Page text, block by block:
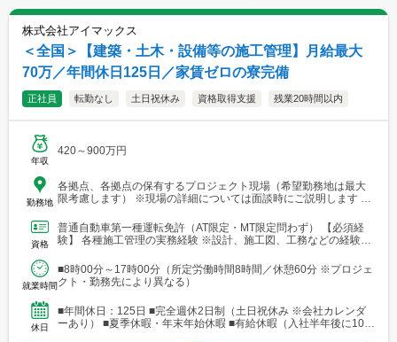
株式会社アイマックス
＜全国＞【建築・土木・設備等の施工管理】月給最大
70万／年間休日125日／家賃ゼロの寮完備
正社員 転勤なし 土日祝休み 資格取得支援 残業20時間以内
年収
420～900万円
勤務地
各拠点、各拠点の保有するプロジェクト現場（希望勤務地は最大
限考慮します） ※現場の詳細については面談時にご説明します
谷区代々木2-23-1 ニューステートメナー1055 └アクセス：京王線
「新宿駅」から徒歩5分 ※東京都を中心とした首都圏のほか、栃
木・群馬・茨城・埼玉・山梨・千葉・神奈川などに関東圏内の現
7-4（アーケード内） 宮城商事ビル4F ※宮城県エリアのほか、青
森・岩手・秋田・山形・福島などに現場あり ■北日本支店 札幌
10条西3丁目13 NKエルムビル1F └アクセス：地下鉄「北12条
駅」徒歩3分、JR「札幌駅」徒歩9分 ※札幌を中心とした道央圏の
資格
普通自動車第一種運転免許（AT限定・MT限定問わず） 【必須経
験】 各種施工管理の実務経験 ※設計、施工図、工務などの経験を
就業時間
■8時00分～17時00分（所定労働時間8時間／休憩60分 ※プロジェ
クト・勤務先により異なる）
休日
■年間休日：125日 ■完全週休2日制（土日祝休み ※会社カレンダ
ーあり） ■夏季休暇・年末年始休暇 ■有給休暇（入社半年後に10日